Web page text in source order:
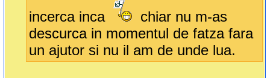
incerca inca
chiar nu m-as
descurca in momentul de fatza fara
un ajutor si nu il am de unde lua.